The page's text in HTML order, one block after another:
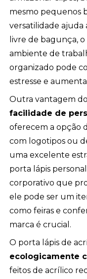
mesmo pequenos
versatilidade ajuda
livre de bagunça,
ambiente de
organizado pode
estresse e
Outra vantagem
facilidade de
oferecem a opção
com logotipos ou
uma excelente
porta lápis
corporativo que
ele pode ser um
como feiras e
marca é crucial.
O porta lápis de
ecologicamente
feitos de acrílico